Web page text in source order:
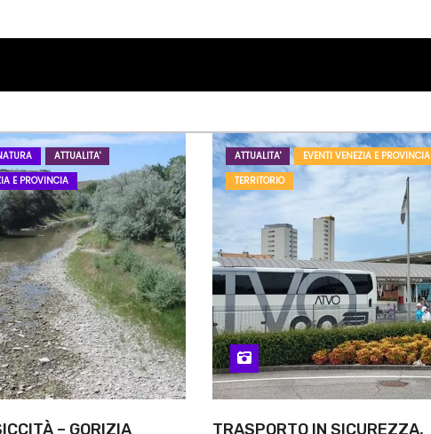
ATTUALITA'
E PROVINCIA
– GORIZIA
ATTUALITA'
EVENTI VENEZIA E PROVINCIA
TERRITORIO
TRASPORTO IN SICUREZZA,